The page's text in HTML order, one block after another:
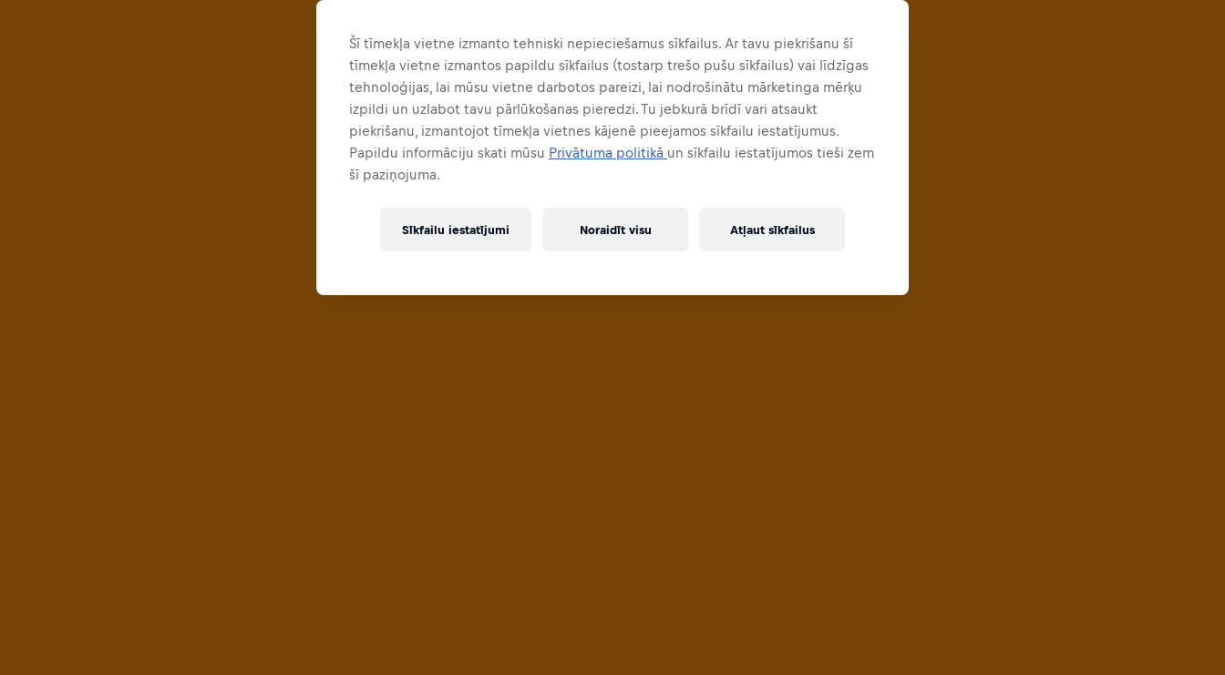
Šī tīmekļa vietne izmanto tehniski nepieciešamus sīkfailus. Ar tavu piekrišanu šī
tīmekļa vietne izmantos papildu sīkfailus (tostarp trešo pušu sīkfailus) vai līdzīgas
tehnoloģijas, lai mūsu vietne darbotos pareizi, lai nodrošinātu mārketinga mērķu
izpildi un uzlabot tavu pārlūkošanas pieredzi. Tu jebkurā brīdī vari atsaukt
piekrišanu, izmantojot tīmekļa vietnes kājenē pieejamos sīkfailu iestatījumus.
Papildu informāciju skati mūsu Privātuma politikā un sīkfailu iestatījumos tieši zem
šī paziņojuma.
Sīkfailu iestatījumi Noraidīt visu Atļaut sīkfailus